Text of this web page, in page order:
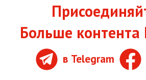
Больше контента
в Telegram